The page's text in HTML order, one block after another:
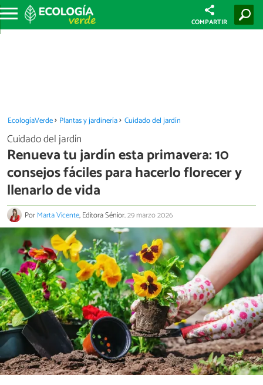
COMPARTIR
EcologíaVerde Plantas y jardinería Cuidado del jardín
Cuidado del jardín
Renueva tu jardín esta primavera: 10
consejos fáciles para hacerlo florecer y
llenarlo de vida
PorMarta Vicente, Editora Sénior.29 marzo 2026